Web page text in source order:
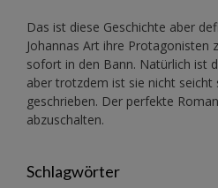
Das ist diese Geschichte aber
Johannas Art ihre Protagonisten
sofort in den Bann. Natürlich ist
aber trotzdem ist sie nicht seicht
geschrieben. Der perfekte
abzuschalten.
Schlagwörter